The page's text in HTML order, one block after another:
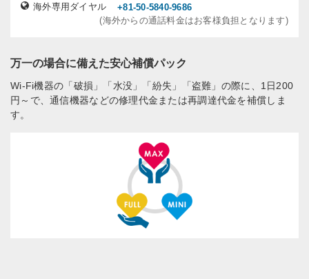
海外専用ダイヤル
+81-50-5840-9686
(海外からの通話料金はお客様負担となります)
万一の場合に備えた安心補償パック
Wi-Fi機器の「破損」「水没」「紛失」「盗難」の際に、1日200
円～で、通信機器などの修理代金または再調達代金を補償しま
す。